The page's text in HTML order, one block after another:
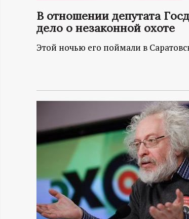
Н
-
н
о
м
В отношении депутата
дело о незаконной охоте
Этой ночью его поймали в